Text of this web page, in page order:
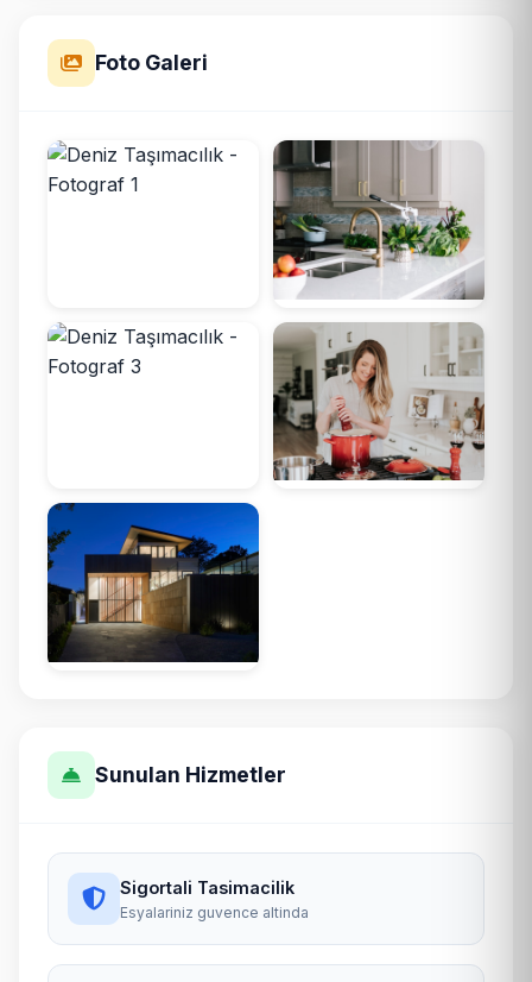
Foto Galeri
Sunulan Hizmetler
Sigortali Tasimacilik
Esyalariniz guvence altinda